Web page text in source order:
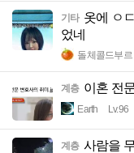
기타 옷에 ㅇ
었네
돌체콜드부르
계층 이혼 전
Earth Lv.96
계층 사람을